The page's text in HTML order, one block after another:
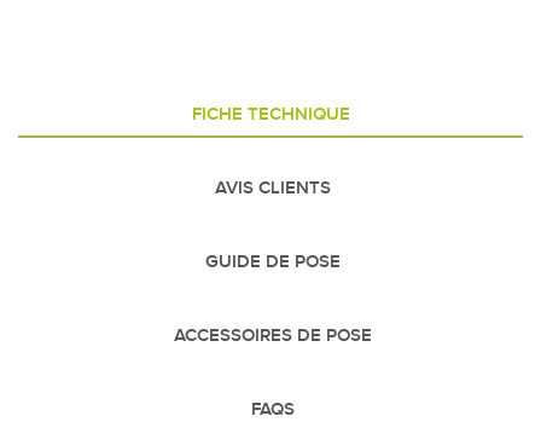
FICHE TECHNIQUE
AVIS CLIENTS
GUIDE DE POSE
ACCESSOIRES DE POSE
FAQS